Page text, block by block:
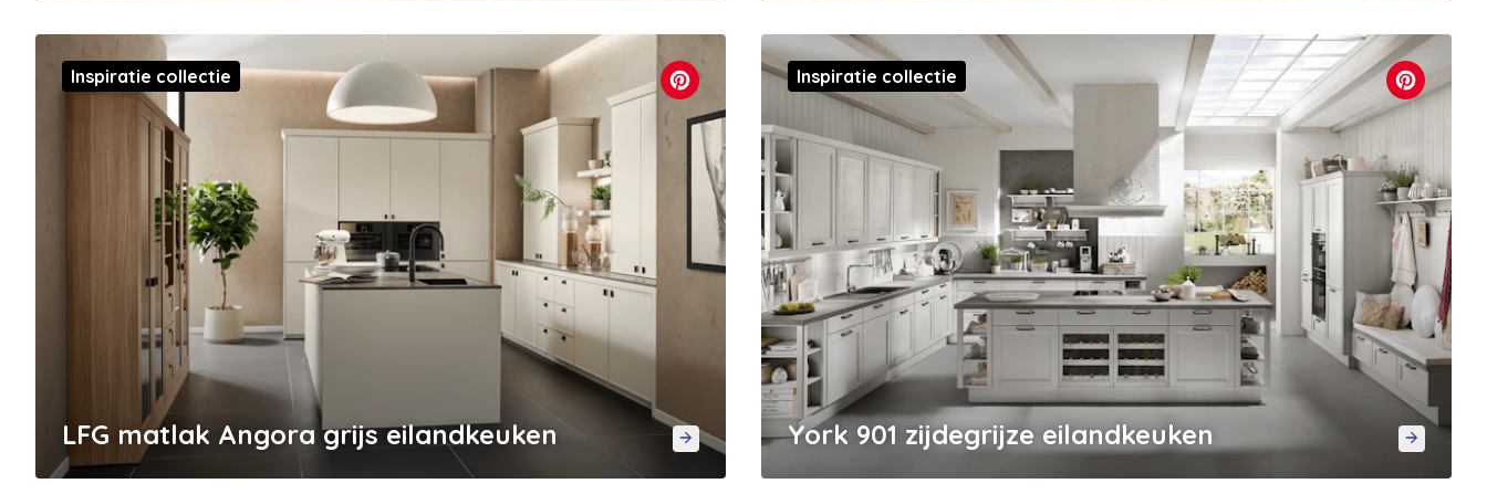
LFG matlak Angora grijs eilandkeuken
Inspiratie collectie
York 901 zijdegrijze eilandkeuken
Inspiratie collectie